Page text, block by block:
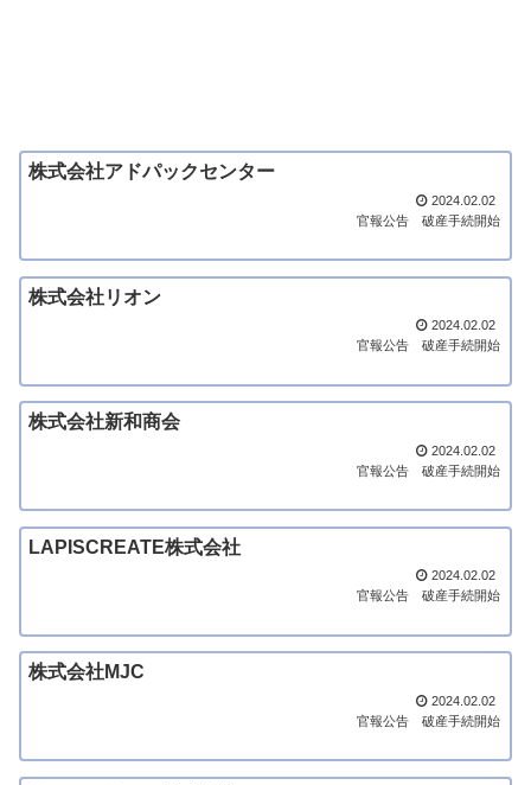
株式会社アドパックセンター
2024.02.02
官報公告
破産手続開始
株式会社リオン
2024.02.02
官報公告
破産手続開始
株式会社新和商会
2024.02.02
官報公告
破産手続開始
LAPISCREATE株式会社
2024.02.02
官報公告
破産手続開始
株式会社MJC
2024.02.02
官報公告
破産手続開始